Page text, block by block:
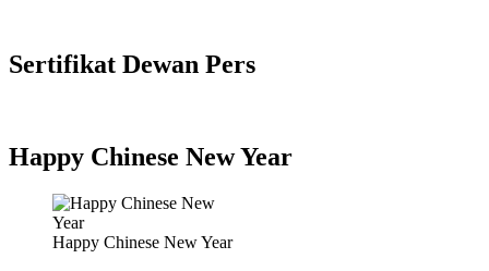
Sertifikat Dewan Pers
Happy Chinese New Year
Happy Chinese New Year